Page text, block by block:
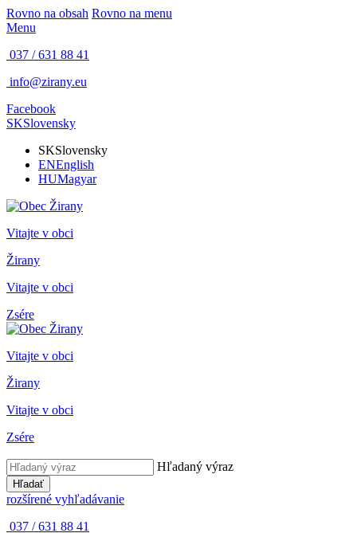
Rovno na obsah Rovno na menu
Menu
037 / 631 88 41
info@zirany.eu
Facebook
SKSlovensky
SKSlovensky
ENEnglish
HUMagyar
Vitajte v obci
Žirany
Vitajte v obci
Zsére
Vitajte v obci
Žirany
Vitajte v obci
Zsére
Hľadaný výraz
Hľadať
rozšírené vyhľadávanie
037 / 631 88 41